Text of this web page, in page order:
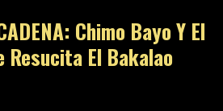
Chimo Bayo Y El
Resucita El Bakalao
11